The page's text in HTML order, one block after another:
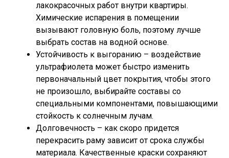
лакокрасочных работ внутри квартиры.
Химические испарения в помещении
вызывают головную боль, поэтому лучше
выбрать состав на водной основе.
Устойчивость к выгоранию – воздействие
ультрафиолета может быстро изменить
первоначальный цвет покрытия, чтобы этого
не произошло, выбирайте составы со
специальными компонентами, повышающими
стойкость к солнечным лучам.
Долговечность – как скоро придется
перекрасить раму зависит от срока службы
материала. Качественные краски сохраняют